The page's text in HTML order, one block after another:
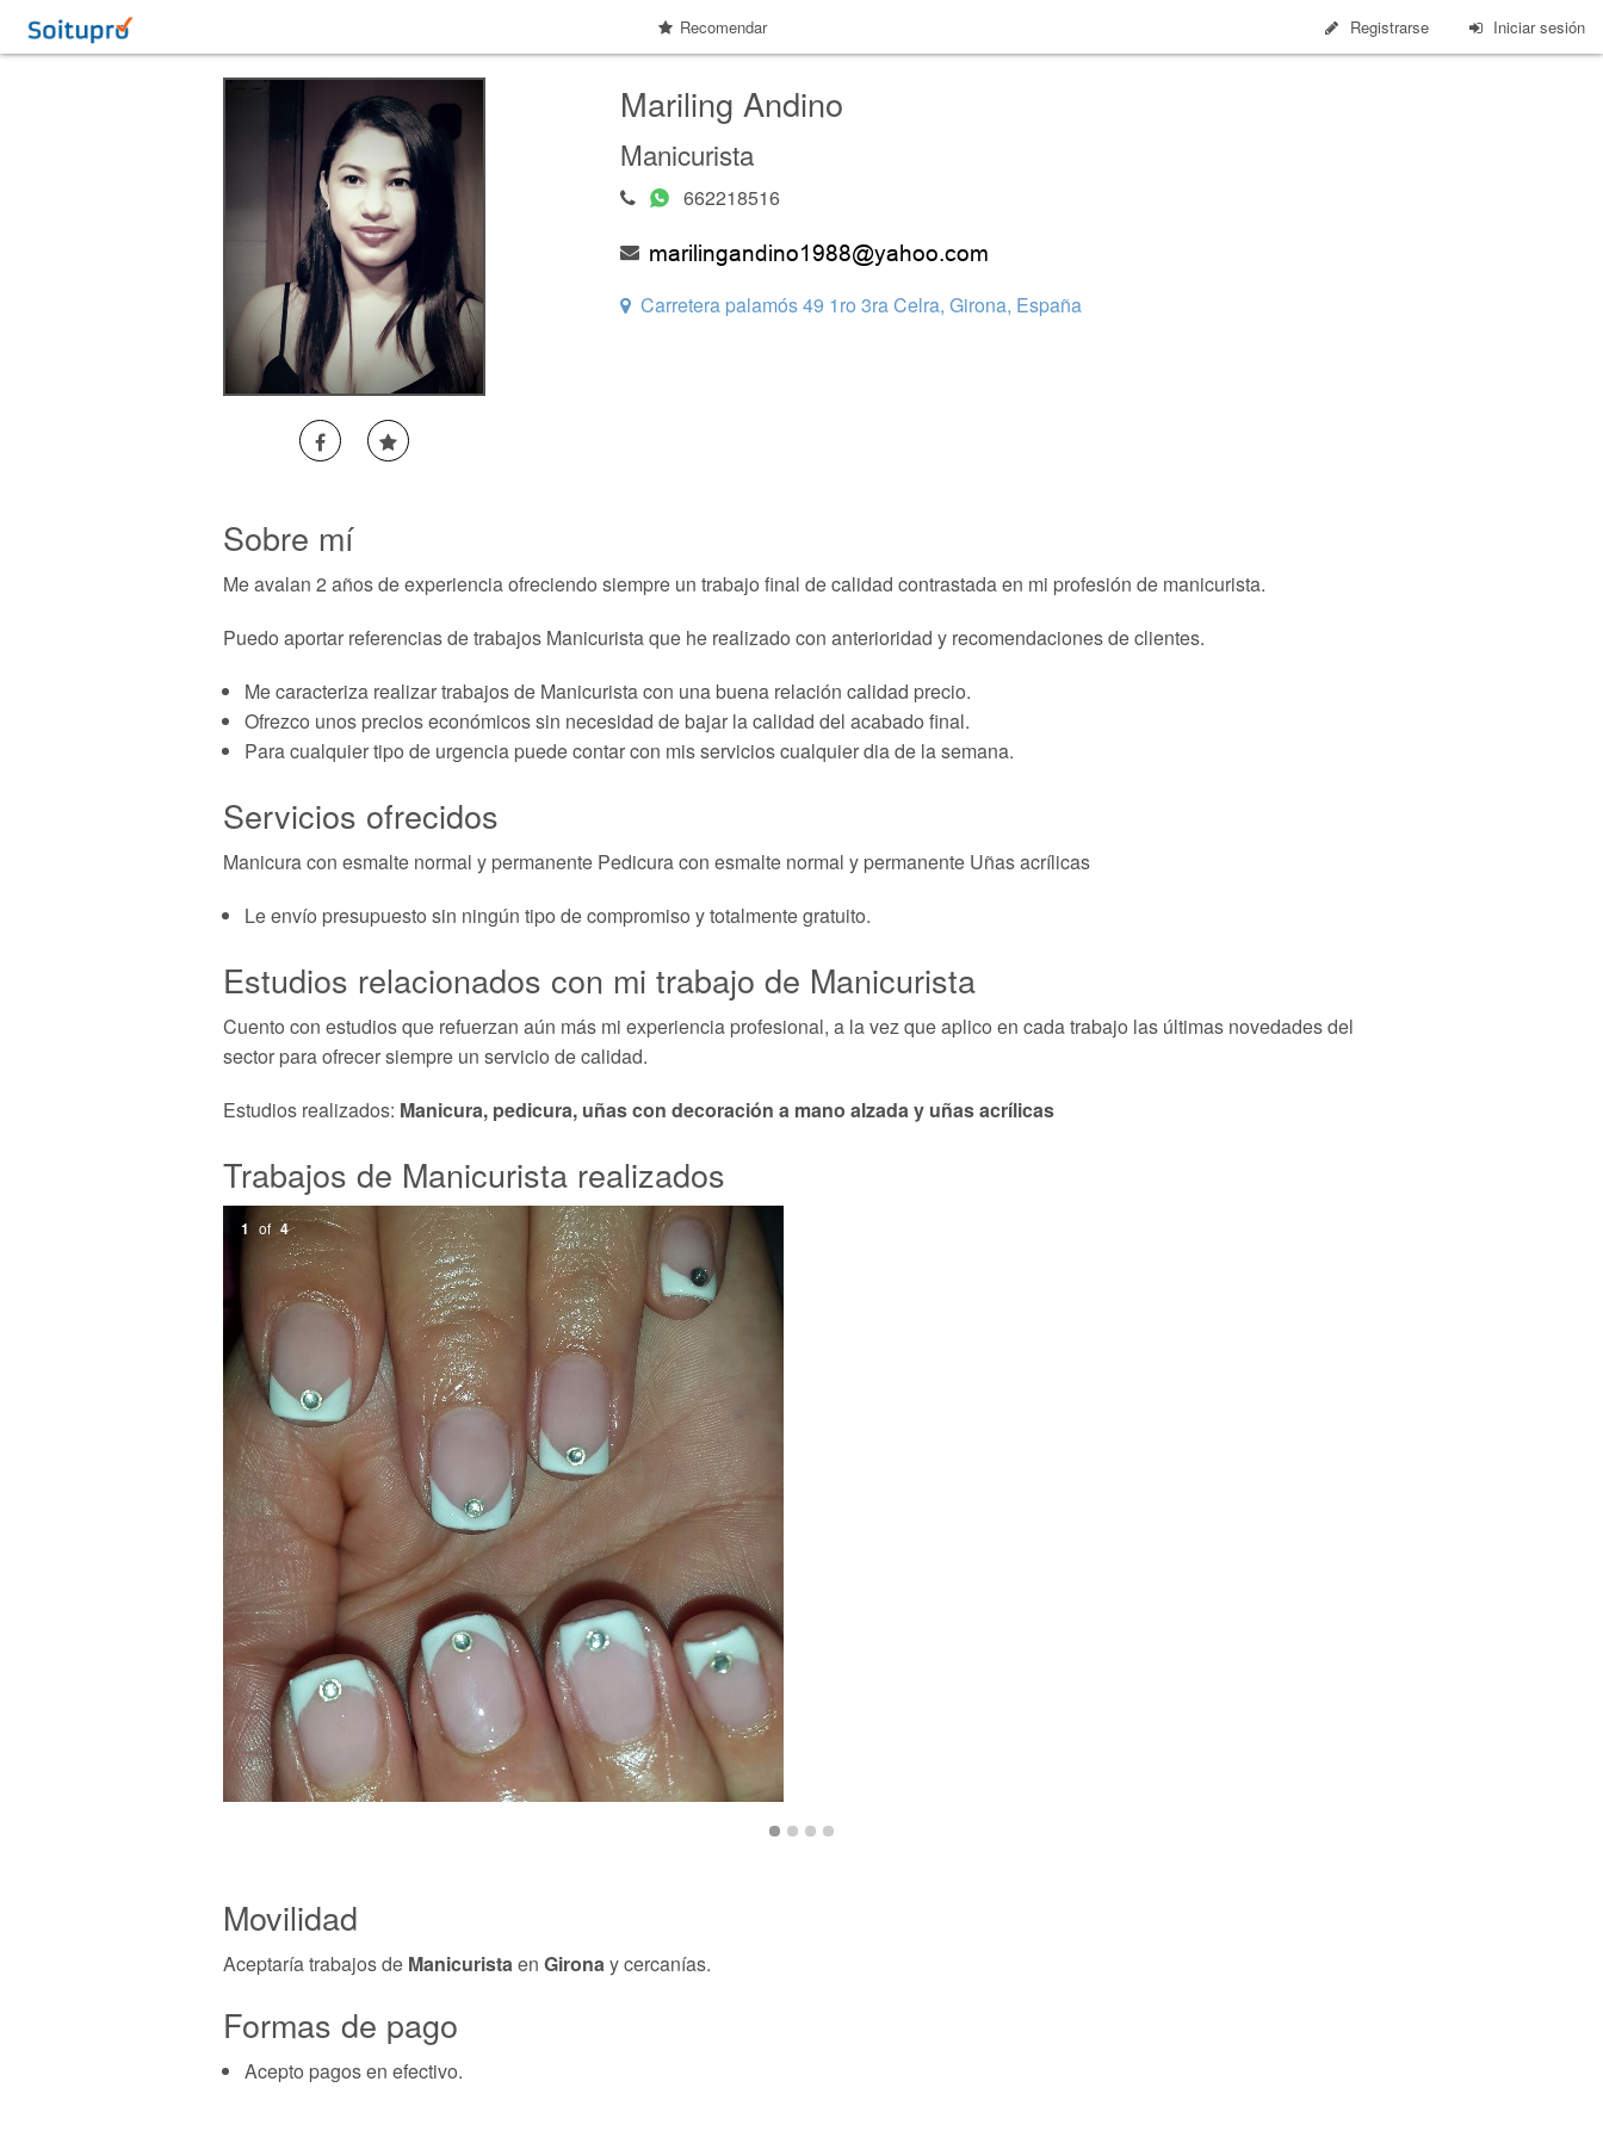
Recomendar Registrarse Iniciar sesión
Mariling Andino
Manicurista
662218516
Carretera palamós 49 1ro 3ra Celra, Girona, España
Sobre mí
Me avalan 2 años de experiencia ofreciendo siempre un trabajo final de calidad contrastada en mi profesión de manicurista.
Puedo aportar referencias de trabajos Manicurista que he realizado con anterioridad y recomendaciones de clientes.
Me caracteriza realizar trabajos de Manicurista con una buena relación calidad precio.
Ofrezco unos precios económicos sin necesidad de bajar la calidad del acabado final.
Para cualquier tipo de urgencia puede contar con mis servicios cualquier dia de la semana.
Servicios ofrecidos
Manicura con esmalte normal y permanente Pedicura con esmalte normal y permanente Uñas acrílicas
Le envío presupuesto sin ningún tipo de compromiso y totalmente gratuito.
Estudios relacionados con mi trabajo de Manicurista
Cuento con estudios que refuerzan aún más mi experiencia profesional, a la vez que aplico en cada trabajo las últimas novedades del
sector para ofrecer siempre un servicio de calidad.
Estudios realizados: Manicura, pedicura, uñas con decoración a mano alzada y uñas acrílicas
Trabajos de Manicurista realizados
1 of 4
Movilidad
Aceptaría trabajos de Manicuristaen Gironay cercanías.
Formas de pago
Acepto pagos en efectivo.